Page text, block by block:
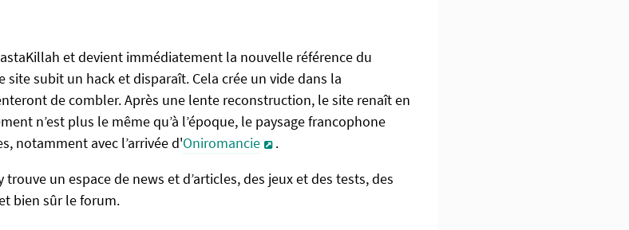
et devient immédiatement la nouvelle référence du
site subit un hack et disparaît. Cela crée un vide dans la
de combler. Après une lente reconstruction, le site renaît en
n’est plus le même qu’à l’époque, le paysage francophone
notamment avec l’arrivée d'Oniromancie
.
un espace de news et d’articles, des jeux et des tests, des
bien sûr le forum.